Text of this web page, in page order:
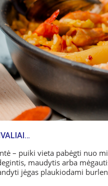
– puiki vieta pabėgti nuo
maudytis arba
jėgas plaukiodami